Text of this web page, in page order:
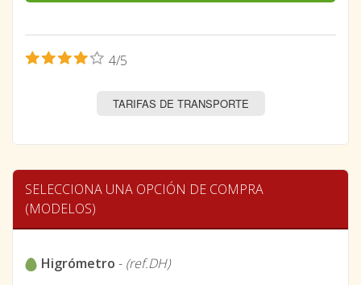
4/5
TARIFAS DE TRANSPORTE
SELECCIONA UNA OPCIÓN DE COMPRA
(MODELOS)
Higrómetro - (ref.DH)